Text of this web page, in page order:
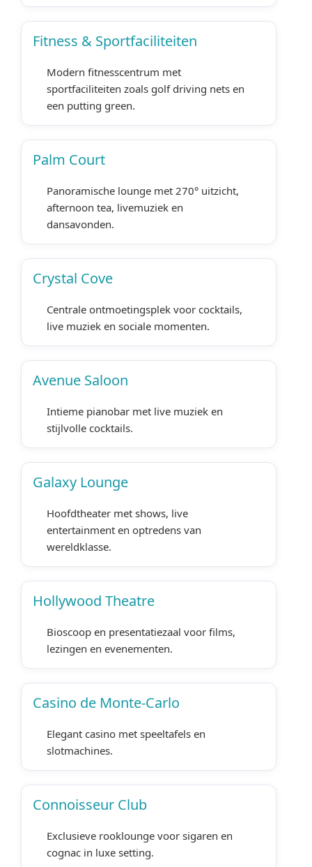
Fitness & Sportfaciliteiten
Modern fitnesscentrum met
sportfaciliteiten zoals golf driving nets en
een putting green.
Palm Court
Panoramische lounge met 270° uitzicht,
afternoon tea, livemuziek en
dansavonden.
Crystal Cove
Centrale ontmoetingsplek voor cocktails,
live muziek en sociale momenten.
Avenue Saloon
Intieme pianobar met live muziek en
stijlvolle cocktails.
Galaxy Lounge
Hoofdtheater met shows, live
entertainment en optredens van
wereldklasse.
Hollywood Theatre
Bioscoop en presentatiezaal voor films,
lezingen en evenementen.
Casino de Monte-Carlo
Elegant casino met speeltafels en
slotmachines.
Connoisseur Club
Exclusieve rooklounge voor sigaren en
cognac in luxe setting.